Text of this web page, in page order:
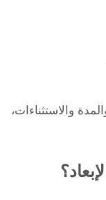
والاستثناءات،